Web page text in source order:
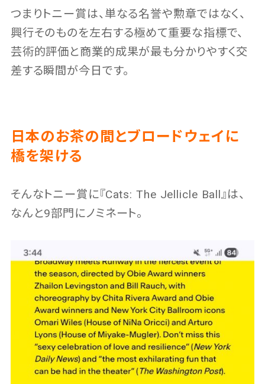
つまりトニー賞は、単なる名誉や勲章ではなく、
興行そのものを左右する極めて重要な指標で、
芸術的評価と商業的成果が最も分かりやすく交
差する瞬間が今日です。
日本のお茶の間とブロードウェイに
橋を架ける
そんなトニー賞に『Cats: The Jellicle Ball』は、
なんと9部門にノミネート。